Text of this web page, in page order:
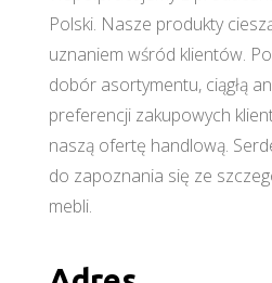
Polski. Nasze produkty
uznaniem wśród klientów.
dobór asortymentu, ciągłą
preferencji zakupowych
naszą ofertę handlową.
do zapoznania się ze
mebli.